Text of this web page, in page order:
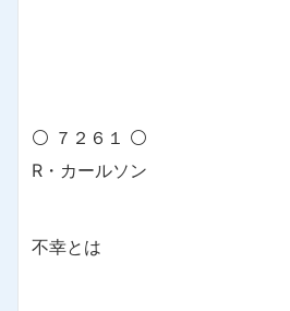
⚪ ７２６１ ⚪
R・カールソン
不幸とは